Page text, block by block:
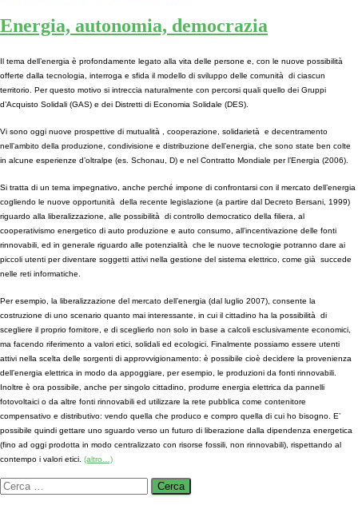
Energia, autonomia, democrazia
Il tema dell’energia è profondamente legato alla vita delle persone e, con le nuove possibilità
offerte dalla tecnologia, interroga e sfida il modello di sviluppo delle comunità di ciascun
territorio. Per questo motivo si intreccia naturalmente con percorsi quali quello dei Gruppi
d’Acquisto Solidali (GAS) e dei Distretti di Economia Solidale (DES).
Vi sono oggi nuove prospettive di mutualità , cooperazione, solidarietà e decentramento
nell’ambito della produzione, condivisione e distribuzione dell’energia, che sono state ben colte
in alcune esperienze d’oltralpe (es. Schonau, D) e nel Contratto Mondiale per l’Energia (2006).
Si tratta di un tema impegnativo, anche perché impone di confrontarsi con il mercato dell’energia
cogliendo le nuove opportunità della recente legislazione (a partire dal Decreto Bersani, 1999)
riguardo alla liberalizzazione, alle possibilità di controllo democratico della filiera, al
cooperativismo energetico di auto produzione e auto consumo, all’incentivazione delle fonti
rinnovabili, ed in generale riguardo alle potenzialità che le nuove tecnologie potranno dare ai
piccoli utenti per diventare soggetti attivi nella gestione del sistema elettrico, come già succede
nelle reti informatiche.
Per esempio, la liberalizzazione del mercato dell’energia (dal luglio 2007), consente la
costruzione di uno scenario quanto mai interessante, in cui il cittadino ha la possibilità di
scegliere il proprio fornitore, e di sceglierlo non solo in base a calcoli esclusivamente economici,
ma facendo riferimento a valori etici, solidali ed ecologici. Finalmente possiamo essere utenti
attivi nella scelta delle sorgenti di approvvigionamento: è possibile cioè decidere la provenienza
dell’energia elettrica in modo da appoggiare, per esempio, le produzioni da fonti rinnovabili.
Inoltre è ora possibile, anche per singolo cittadino, produrre energia elettrica da pannelli
fotovoltaici o da altre fonti rinnovabili ed utilizzare la rete pubblica come contenitore
compensativo e distributivo: vendo quella che produco e compro quella di cui ho bisogno. E’
possibile quindi gettare uno sguardo verso un futuro di liberazione dalla dipendenza energetica
(fino ad oggi prodotta in modo centralizzato con risorse fossili, non rinnovabili), rispettando al
contempo i valori etici. (altro…)
Ricerca
per: